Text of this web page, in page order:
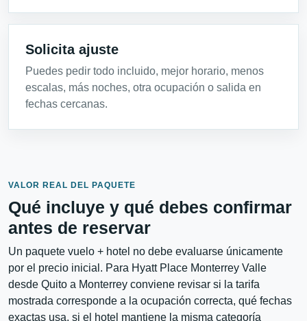
Solicita ajuste
Puedes pedir todo incluido, mejor horario, menos
escalas, más noches, otra ocupación o salida en
fechas cercanas.
VALOR REAL DEL PAQUETE
Qué incluye y qué debes confirmar
antes de reservar
Un paquete vuelo + hotel no debe evaluarse únicamente
por el precio inicial. Para Hyatt Place Monterrey Valle
desde Quito a Monterrey conviene revisar si la tarifa
mostrada corresponde a la ocupación correcta, qué fechas
exactas usa, si el hotel mantiene la misma categoría